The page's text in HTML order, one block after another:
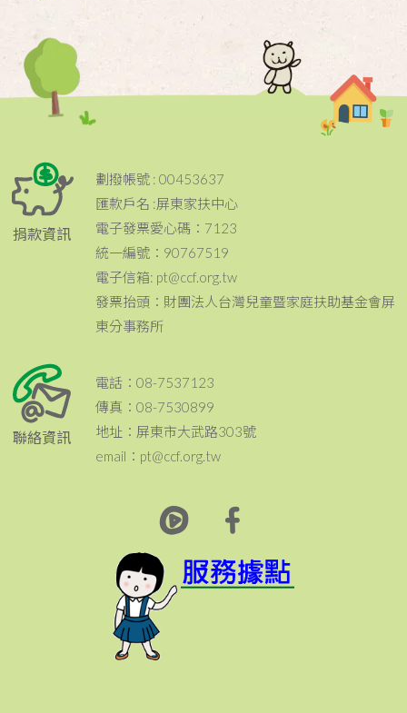
捐款資訊
劃撥帳號 : 00453637
匯款戶名 :屏東家扶中心
電子發票愛心碼：7123
統一編號：90767519
電子信箱: pt@ccf.org.tw
發票抬頭：財團法人台灣兒童暨家庭扶助基金會屏
東分事務所
聯絡資訊
電話：08-7537123
傳真：08-7530899
地址：屏東市大武路303號
email：pt@ccf.org.tw